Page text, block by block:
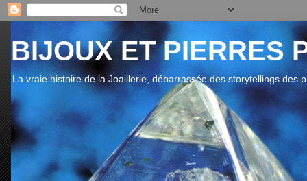
BIJOUX ET PIERRES
La vraie histoire de la Joaillerie, débarrassée des storytellings des